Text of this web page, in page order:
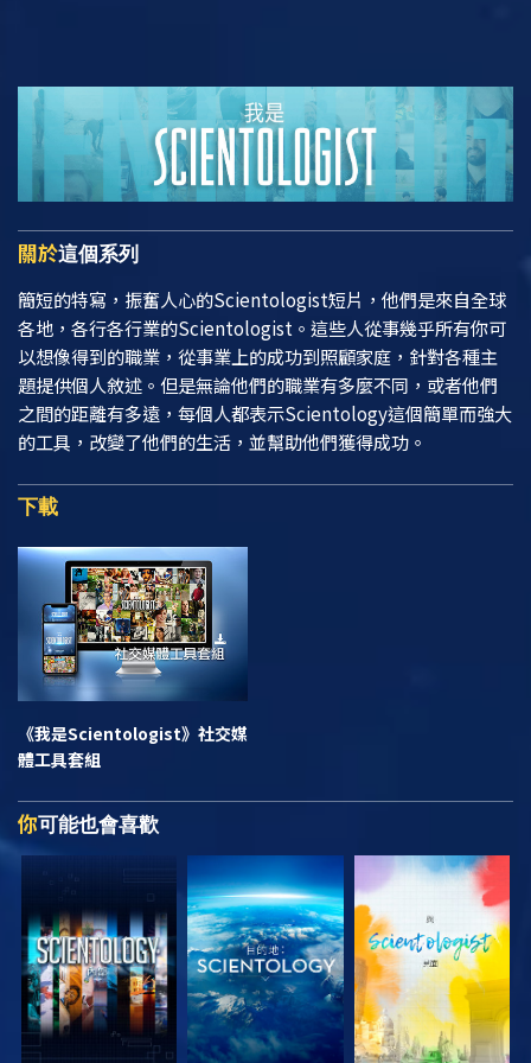
關於這個系列
簡短的特寫，振奮人心的Scientologist短片，他們是來自全球
各地，各行各行業的Scientologist。這些人從事幾乎所有你可
以想像得到的職業，從事業上的成功到照顧家庭，針對各種主
題提供個人敘述。但是無論他們的職業有多麼不同，或者他們
之間的距離有多遠，每個人都表示Scientology這個簡單而強大
的工具，改變了他們的生活，並幫助他們獲得成功。
下載
《我是Scientologist》 社交媒
體工具套組
你可能也會喜歡